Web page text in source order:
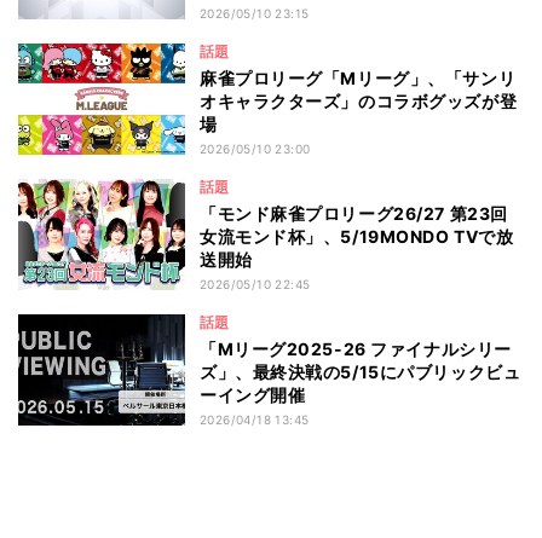
2026/05/10 23:15
話題
麻雀プロリーグ「Mリーグ」、「サンリ
オキャラクターズ」のコラボグッズが登
場
2026/05/10 23:00
話題
「モンド麻雀プロリーグ26/27 第23回
女流モンド杯」、5/19MONDO TVで放
送開始
2026/05/10 22:45
話題
「Mリーグ2025-26 ファイナルシリー
ズ」、最終決戦の5/15にパブリックビュ
ーイング開催
2026/04/18 13:45